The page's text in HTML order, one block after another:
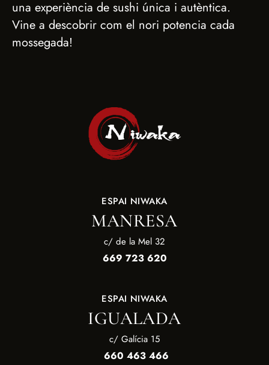
una experiència de sushi única i autèntica.
Vine a descobrir com el nori potencia cada
mossegada!
ESPAI NIWAKA
MANRESA
c/ de la Mel 32
669 723 620
ESPAI NIWAKA
IGUALADA
c/ Galícia 15
660 463 466